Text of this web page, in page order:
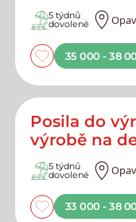
5 týdnů
dovolené
35 000 - 38
Posila do
výrobě na
5 týdnů
dovolené
33 000 - 38